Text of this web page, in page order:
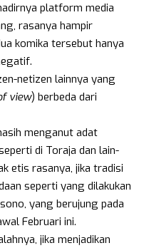
platform media
rasanya hampir
komika tersebut hanya
netizen lainnya yang
view) berbeda dari
menganut adat
di Toraja dan lain-
etis rasanya, jika tradisi
seperti yang dilakukan
yang berujung pada
Februari ini.
jika menjadikan